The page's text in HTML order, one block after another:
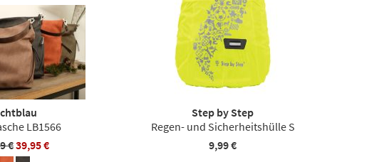
LB1566
€39,95 €
Step by Step
Regen- und Sicherheitshülle S
9,99 €